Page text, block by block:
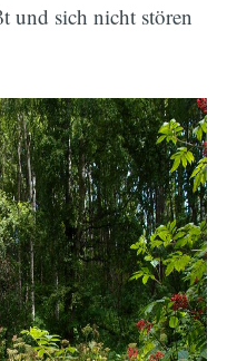
und sich nicht stören